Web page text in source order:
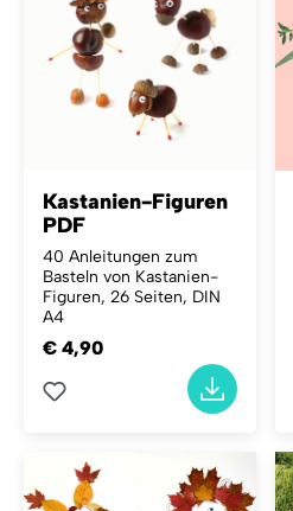
Kastanien-Figuren
PDF
40 Anleitungen zum
Basteln von Kastanien-
Figuren, 26 Seiten, DIN
A4
€ 4,90